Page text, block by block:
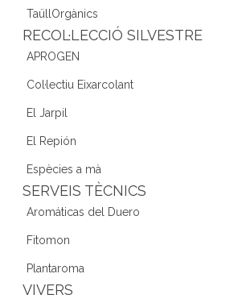
TaüllOrgànics
RECOL·LECCIÓ SILVESTRE
APROGEN
Col·lectiu Eixarcolant
El Jarpil
El Repión
Espècies a mà
SERVEIS TÈCNICS
Aromáticas del Duero
Fitomon
Plantaroma
VIVERS